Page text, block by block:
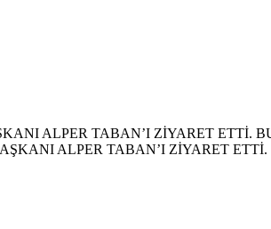
ALPER TABAN’I ZİYARET ETTİ.
ALPER TABAN’I ZİYARET ETTİ.